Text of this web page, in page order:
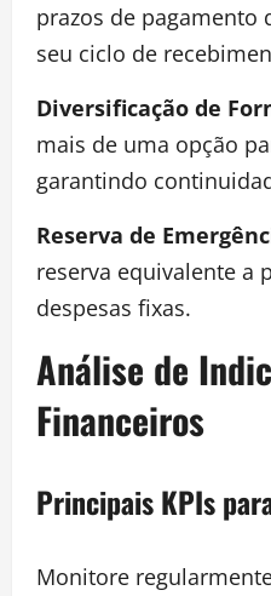
prazos de pagamento
seu ciclo de
Diversificação de
mais de uma opção
garantindo
Reserva de
reserva equivalente a
despesas fixas.
Análise de
Financeiros
Principais KPIs
Monitore